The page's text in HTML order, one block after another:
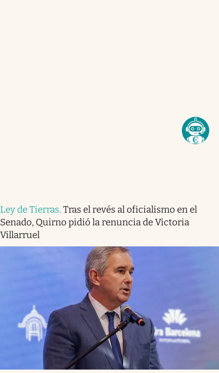
Ley de Tierras. Tras el revés al oficialismo en el
Senado, Quirno pidió la renuncia de Victoria
Villarruel